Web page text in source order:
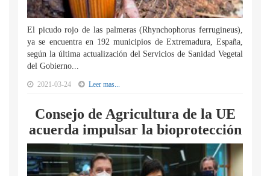
El picudo rojo de las palmeras (Rhynchophorus ferrugineus),
ya se encuentra en 192 municipios de Extremadura, España,
según la última actualización del Servicios de Sanidad Vegetal
del Gobierno...
2021-03-24 Leer mas...
Consejo de Agricultura de la UE
acuerda impulsar la bioprotección